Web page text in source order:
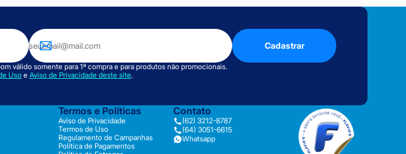
Cadastrar
válido somente para 1ª compra e para produtos não promocionais.
Usoe Aviso de Privacidade deste site.
Termos e Políticas
Aviso de Privacidade
Termos de Uso
Regulamento de Campanhas
Política de Pagamentos
Contato
(62) 3212-8787
(64) 3051-6615
Whatsapp